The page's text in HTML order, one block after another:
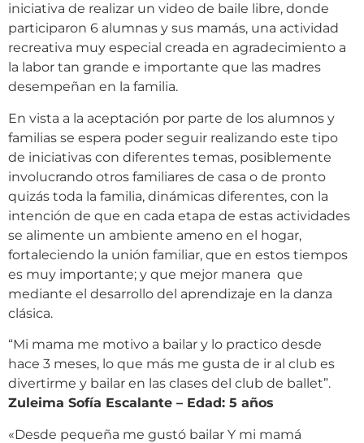
iniciativa de realizar un video de baile libre, donde
participaron 6 alumnas y sus mamás, una actividad
recreativa muy especial creada en agradecimiento a
la labor tan grande e importante que las madres
desempeñan en la familia.
En vista a la aceptación por parte de los alumnos y
familias se espera poder seguir realizando este tipo
de iniciativas con diferentes temas, posiblemente
involucrando otros familiares de casa o de pronto
quizás toda la familia, dinámicas diferentes, con la
intención de que en cada etapa de estas actividades
se alimente un ambiente ameno en el hogar,
fortaleciendo la unión familiar, que en estos tiempos
es muy importante; y que mejor manera que
mediante el desarrollo del aprendizaje en la danza
clásica.
“Mi mama me motivo a bailar y lo practico desde
hace 3 meses, lo que más me gusta de ir al club es
divertirme y bailar en las clases del club de ballet”.
Zuleima Sofía Escalante – Edad: 5 años
«Desde pequeña me gustó bailar Y mi mamá